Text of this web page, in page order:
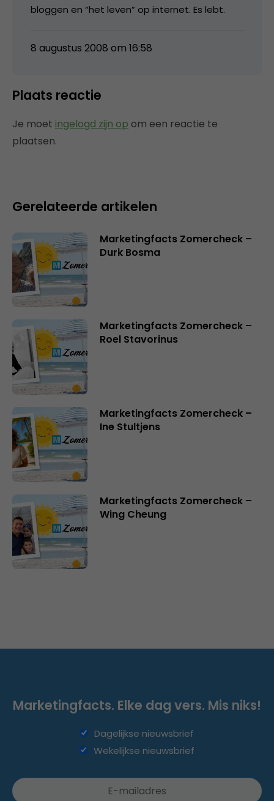
bloggen en “het leven” op internet. Es lebt.
8 augustus 2008 om 16:58
Plaats reactie
Je moet ingelogd zijn op om een reactie te
plaatsen.
Gerelateerde artikelen
Marketingfacts Zomercheck –
Durk Bosma
Marketingfacts Zomercheck –
Roel Stavorinus
Marketingfacts Zomercheck –
Ine Stultjens
Marketingfacts Zomercheck –
Wing Cheung
Marketingfacts. Elke dag vers. Mis niks!
Dagelijkse nieuwsbrief
Wekelijkse nieuwsbrief